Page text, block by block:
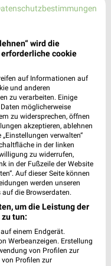
0,4 km
ab 03.08.
gültig
wird die
cookie
auf Informationen auf
und anderen
zu verarbeiten. Einige
möglicherweise
zu widersprechen, öffnen
akzeptieren, ablehnen
verwalten“
in der linken
zu widerrufen,
in der Fußzeile der Website
Auf dieser Seite können
werden unseren
die Browserdaten.
um die Leistung der
tun:
einem Endgerät.
Werbeanzeigen. Erstellung
von Profilen zur
Profilen zur